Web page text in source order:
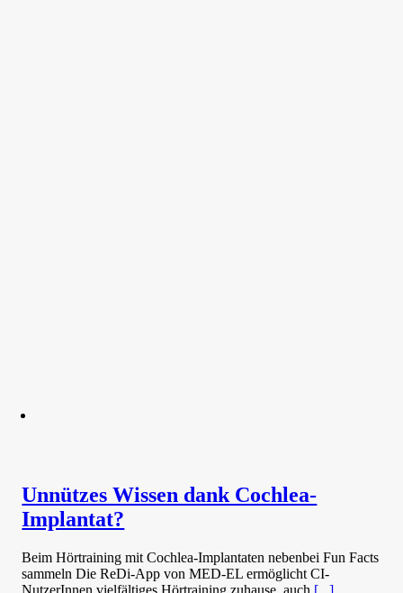
Unnützes Wissen dank Cochlea-
Implantat?
Beim Hörtraining mit Cochlea-Implantaten nebenbei Fun Facts
sammeln Die ReDi-App von MED-EL ermöglicht CI-
NutzerInnen vielfältiges Hörtraining zuhause, auch [...]